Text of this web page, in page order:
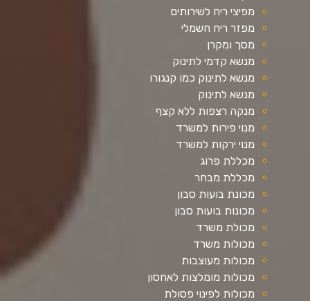
מפיצי ריח לשירותים
מפזר ריח חשמלי
מסך ומקרן
מנשא קדמי לתינוק
מנשא לתינוק כמו קנגורו
מנשא לתינוק
מנקה רצפות ללא קצף
מנוי פירות למשרד
מנוי ירקות למשרד
מכללת פרוג
מכללת מבחר
מכונת בועות סבון
מכונות בועות סבון
מכולת משרד
מכולות משרד
מכולות מעוצבות
מכולות מומלצות לאחסון
מכולות לפינוי פסולת